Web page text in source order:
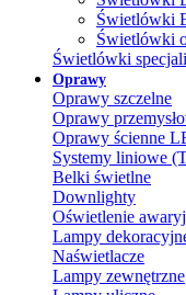
Świetlówki
Świetlówki
Świetlówki
Oprawy
Oprawy szczelne
Oprawy
Oprawy ścienne
Systemy liniowe
Belki świetlne
Downlighty
Oświetlenie
Lampy
Naświetlacze
Lampy zewnętrzne